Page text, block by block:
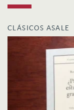
CLÁSICOS ASALE